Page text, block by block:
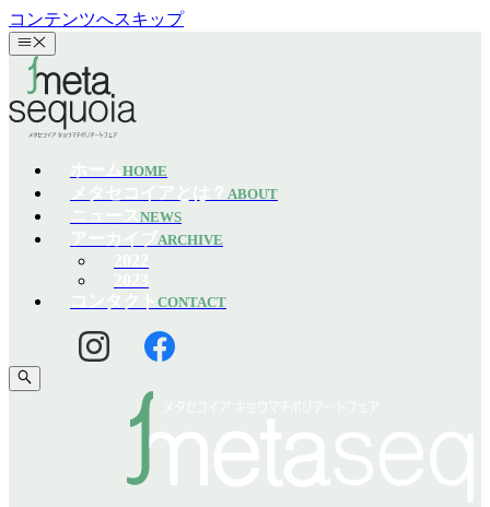
コンテンツへスキップ
HOME
ABOUT
NEWS
ARCHIVE
CONTACT